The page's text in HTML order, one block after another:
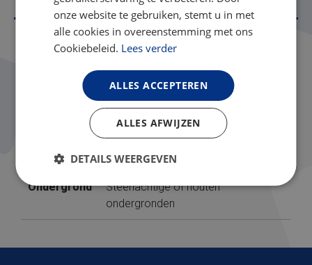
Inhoud 5KG
2-componenten oplosmiddelvrije
epoxyhars
Blank
Glansgraad Glanzend
Ondergrond
Steenachtige of houten
ondergronden
onze website te gebruiken, stemt u in met
alle cookies in overeenstemming met ons
Cookiebeleid. Lees verder
ALLES ACCEPTEREN
ALLES AFWIJZEN
DETAILS WEERGEVEN